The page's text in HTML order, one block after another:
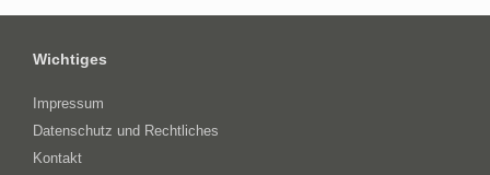
Wichtiges
Impressum
Datenschutz und Rechtliches
Kontakt